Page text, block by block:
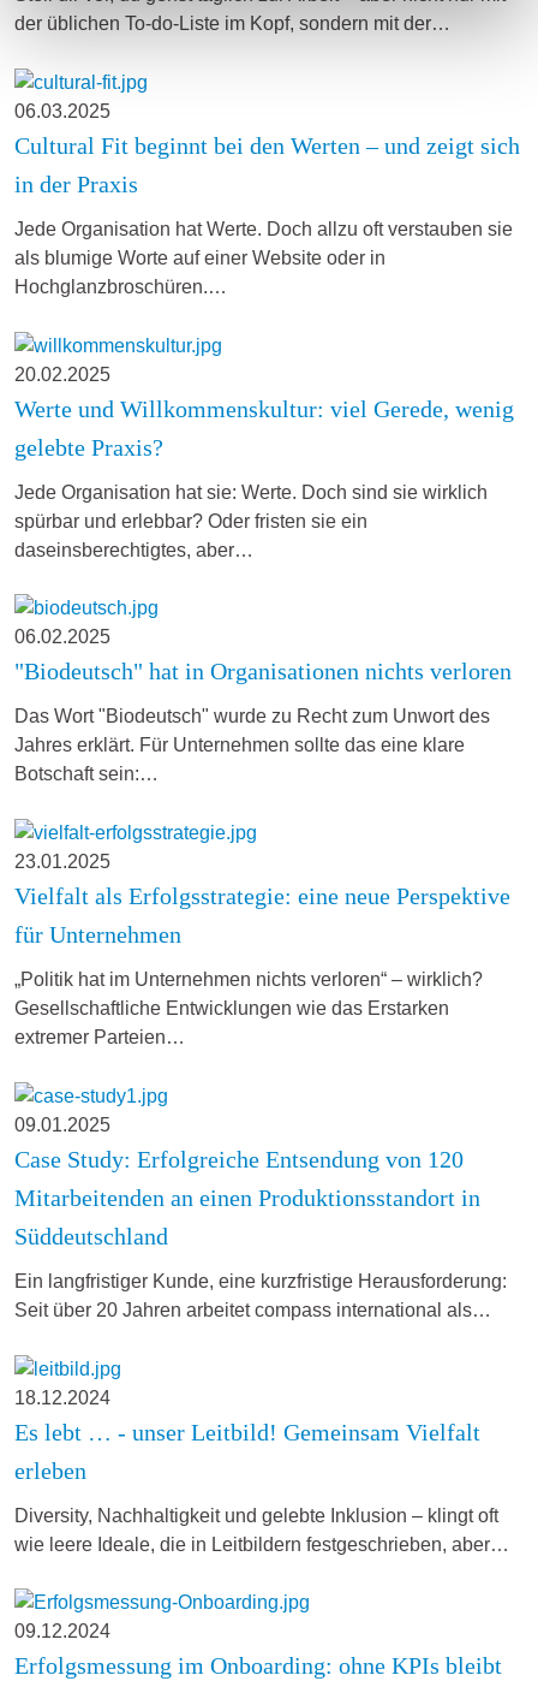
der üblichen To-do-Liste im Kopf, sondern mit der…
06.03.2025
Cultural Fit beginnt bei den Werten – und zeigt sich
in der Praxis
Jede Organisation hat Werte. Doch allzu oft verstauben sie
als blumige Worte auf einer Website oder in
Hochglanzbroschüren.…
20.02.2025
Werte und Willkommenskultur: viel Gerede, wenig
gelebte Praxis?
Jede Organisation hat sie: Werte. Doch sind sie wirklich
spürbar und erlebbar? Oder fristen sie ein
daseinsberechtigtes, aber…
06.02.2025
"Biodeutsch" hat in Organisationen nichts verloren
Das Wort "Biodeutsch" wurde zu Recht zum Unwort des
Jahres erklärt. Für Unternehmen sollte das eine klare
Botschaft sein:…
23.01.2025
Vielfalt als Erfolgsstrategie: eine neue Perspektive
für Unternehmen
„Politik hat im Unternehmen nichts verloren“ – wirklich?
Gesellschaftliche Entwicklungen wie das Erstarken
extremer Parteien…
09.01.2025
Case Study: Erfolgreiche Entsendung von 120
Mitarbeitenden an einen Produktionsstandort in
Süddeutschland
Ein langfristiger Kunde, eine kurzfristige Herausforderung:
Seit über 20 Jahren arbeitet compass international als…
18.12.2024
Es lebt … - unser Leitbild! Gemeinsam Vielfalt
erleben
Diversity, Nachhaltigkeit und gelebte Inklusion – klingt oft
wie leere Ideale, die in Leitbildern festgeschrieben, aber…
09.12.2024
Erfolgsmessung im Onboarding: ohne KPIs bleibt